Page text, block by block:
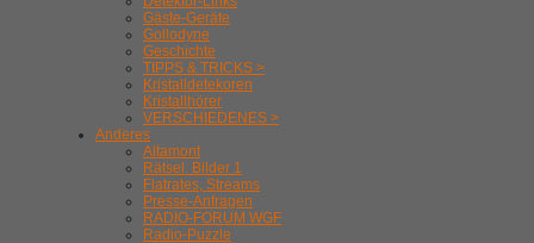
Gäste-Geräte
Gollodyne
Geschichte
TIPPS & TRICKS >
Kristalldetekoren
Kristallhörer
VERSCHIEDENES >
Anderes
Altamont
Rätsel. Bilder 1
Flatrates, Streams
Presse-Anfragen
RADIO-FORUM WGF
Radio-Puzzle